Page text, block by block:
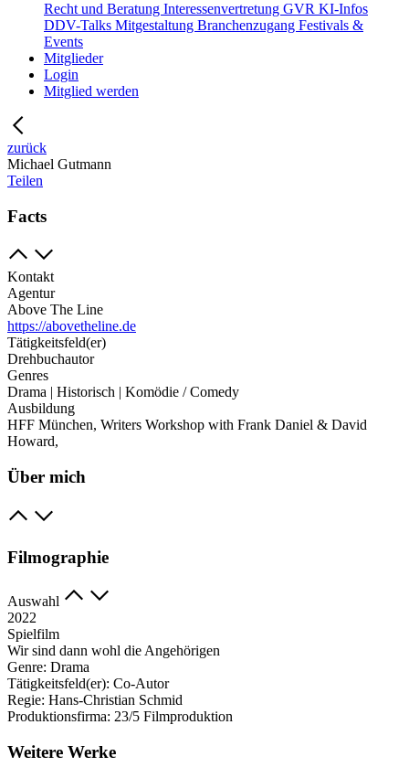
Recht und Beratung Interessenvertretung GVR KI-Infos
DDV-Talks Mitgestaltung Branchenzugang Festivals &
Events
Mitglieder
Login
Mitglied werden
zurück
Michael Gutmann
Teilen
Facts
Kontakt
Agentur
Above The Line
https://abovetheline.de
Tätigkeitsfeld(er)
Drehbuchautor
Genres
Drama | Historisch | Komödie / Comedy
Ausbildung
HFF München, Writers Workshop with Frank Daniel & David
Howard,
Über mich
Filmographie
Auswahl
2022
Spielfilm
Wir sind dann wohl die Angehörigen
Genre: Drama
Tätigkeitsfeld(er): Co-Autor
Regie: Hans-Christian Schmid
Produktionsfirma: 23/5 Filmproduktion
Weitere Werke